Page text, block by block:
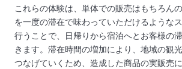
これらの体験は、単体での販売はもちろん
を一度の滞在で味わっていただけるような
行うことで、日帰りから宿泊へとお客様の
きます。滞在時間の増加により、地域の観
つなげていくため、造成した商品の実販売